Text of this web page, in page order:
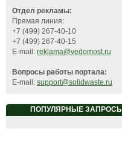
Отдел рекламы:
Прямая линия:
+7 (499) 267-40-10
+7 (499) 267-40-15
E-mail: reklama@vedomost.ru
Вопросы работы портала:
E-mail: support@solidwaste.ru
ПОПУЛЯРНЫЕ ЗАПРОСЫ